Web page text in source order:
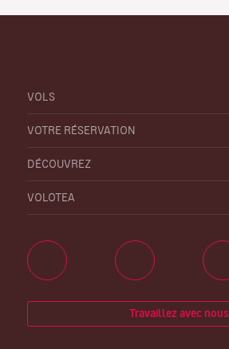
VOLS
VOTRE RÉSERVATION
DÉCOUVREZ
VOLOTEA
Travaillez avec nous